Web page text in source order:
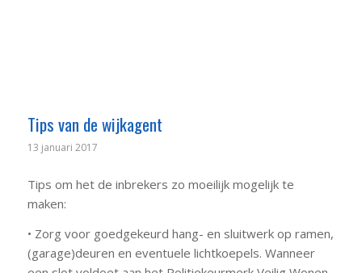
Tips van de wijkagent
13 januari 2017
Tips om het de inbrekers zo moeilijk mogelijk te
maken:
• Zorg voor goedgekeurd hang- en sluitwerk op ramen,
(garage)deuren en eventuele lichtkoepels. Wanneer